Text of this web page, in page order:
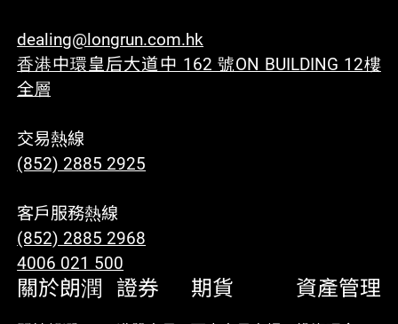
dealing@longrun.com.hk
香港中環皇后大道中 162 號ON BUILDING 12樓
全層
交易熱線
(852) 2885 2925
客戶服務熱線
(852) 2885 2968
4006 021 500
關於朗潤 證券 期貨 資產管理